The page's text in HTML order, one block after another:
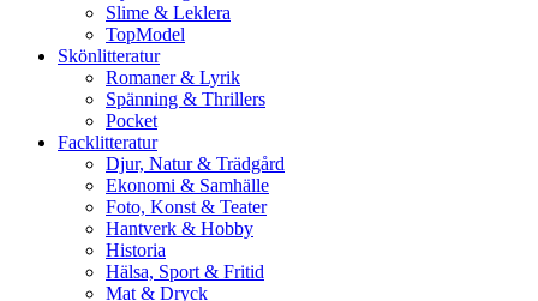
Slime & Leklera
TopModel
Skönlitteratur
Romaner & Lyrik
Spänning & Thrillers
Pocket
Facklitteratur
Djur, Natur & Trädgård
Ekonomi & Samhälle
Foto, Konst & Teater
Hantverk & Hobby
Historia
Hälsa, Sport & Fritid
Mat & Dryck